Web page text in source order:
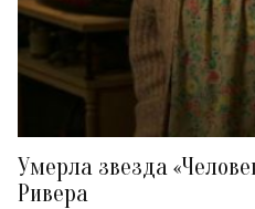
Умерла звезда
Ривера